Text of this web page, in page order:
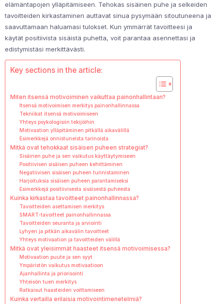
elämäntapojen ylläpitämiseen. Tehokas sisäinen puhe ja selkeiden
tavoitteiden kirkastaminen auttavat sinua pysymään sitoutuneena ja
saavuttamaan haluamasi tulokset. Kun ymmärrät tavoitteesi ja
käytät positiivista sisäistä puhetta, voit parantaa asennettasi ja
edistymistäsi merkittävästi.
Key sections in the article:
Miten itsensä motivoiminen vaikuttaa painonhallintaan?
Itsensä motivoimisen merkitys painonhallinnassa
Tekniikat itsensä motivoimiseen
Yhteys psykologisiin tekijöihin
Motivaation ylläpitäminen pitkällä aikavälillä
Esimerkkejä onnistuneista tarinoista
Mitkä ovat tehokkaat sisäisen puheen strategiat?
Sisäinen puhe ja sen vaikutus käyttäytymiseen
Positiivisen sisäisen puheen kehittäminen
Negatiivisen sisäisen puheen tunnistaminen
Harjoituksia sisäisen puheen parantamiseksi
Esimerkkejä positiivisesta sisäisestä puheesta
Kuinka kirkastaa tavoitteet painonhallinnassa?
Tavoitteiden asettamisen merkitys
SMART-tavoitteet painonhallinnassa
Tavoitteiden seuranta ja arviointi
Lyhyen ja pitkän aikavälin tavoitteet
Yhteys motivaation ja tavoitteiden välillä
Mitkä ovat yleisimmät haasteet itsensä motivoimisessa?
Motivaation puute ja sen syyt
Ympäristön vaikutus motivaatioon
Ajanhallinta ja priorisointi
Yhteisön tuen merkitys
Ratkaisut haasteiden voittamiseen
Kuinka vertailla erilaisia motivointimenetelmiä?